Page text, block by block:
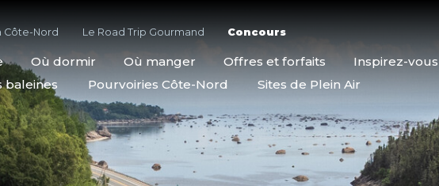
Côte-Nord Le Road Trip Gourmand Concours
Où dormir Où manger Offres et forfaits Inspirez-vous
baleines
Pourvoiries Côte-Nord Sites de Plein Air